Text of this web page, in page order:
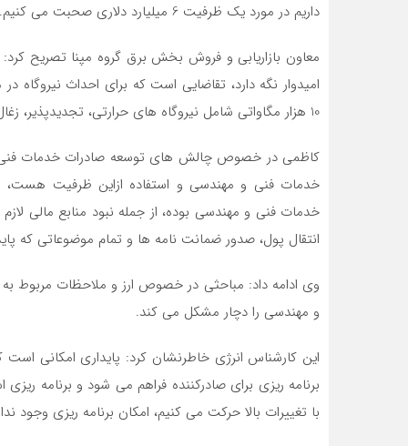
داریم در مورد یک ظرفیت 6 میلیارد دلاری صحبت می کنیم.
معاون بازاریابی و فروش بخش برق گروه مپنا تصریح
امیدوار نگه دارد، تقاضایی است که برای احداث
10 هزار مگاواتی شامل نیروگاه های حرارتی، تجدیدپذیر، زغال سنگ سوز و … می شود.
کاظمی در خصوص چالش های توسعه صادرات خدمات
خدمات فنی و مهندسی و استفاده ازاین ظرفیت هست،
خدمات فنی و مهندسی بوده، از جمله نبود منابع مالی
انتقال پول، صدور ضمانت نامه ها و تمام موضوعاتی که
وی ادامه داد: مباحثی در خصوص ارز و ملاحظات مربوط
و مهندسی را دچار مشکل می کند.
این کارشناس انرژی خاطرنشان کرد: پایداری امکانی است
برنامه ریزی برای صادرکننده فراهم می شود و برنامه
با تغییرات بالا حرکت می کنیم، امکان برنامه ریزی وجود